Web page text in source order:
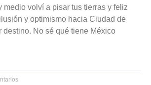
medio volví a pisar tus tierras y feliz
y optimismo hacia Ciudad de
destino. No sé qué tiene México